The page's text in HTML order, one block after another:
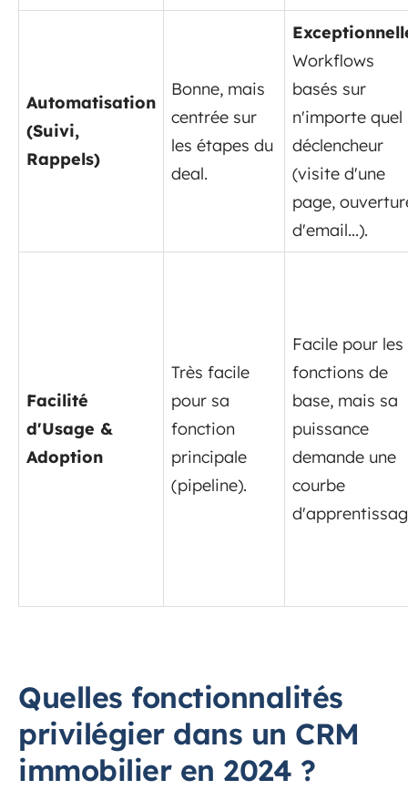
Automatisation
(Suivi,
Rappels)
Bonne, mais
centrée sur
les étapes du
deal.
Workflows
basés sur
n'importe quel
déclencheur
(visite d'une
page,
d'email...).
Facilité
d'Usage &
Adoption
Très facile
pour sa
fonction
principale
(pipeline).
Facile pour les
fonctions de
base, mais sa
puissance
demande une
courbe
Quelles fonctionnalités
privilégier dans un CRM
immobilier en 2024 ?